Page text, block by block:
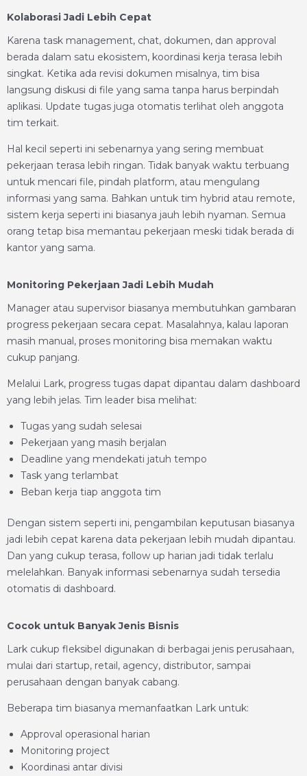
Kolaborasi Jadi Lebih Cepat
Karena task management, chat, dokumen, dan approval
berada dalam satu ekosistem, koordinasi kerja terasa lebih
singkat. Ketika ada revisi dokumen misalnya, tim bisa
langsung diskusi di file yang sama tanpa harus berpindah
aplikasi. Update tugas juga otomatis terlihat oleh anggota
tim terkait.
Hal kecil seperti ini sebenarnya yang sering membuat
pekerjaan terasa lebih ringan. Tidak banyak waktu terbuang
untuk mencari file, pindah platform, atau mengulang
informasi yang sama. Bahkan untuk tim hybrid atau remote,
sistem kerja seperti ini biasanya jauh lebih nyaman. Semua
orang tetap bisa memantau pekerjaan meski tidak berada di
kantor yang sama.
Monitoring Pekerjaan Jadi Lebih Mudah
Manager atau supervisor biasanya membutuhkan gambaran
progress pekerjaan secara cepat. Masalahnya, kalau laporan
masih manual, proses monitoring bisa memakan waktu
cukup panjang.
Melalui Lark, progress tugas dapat dipantau dalam dashboard
yang lebih jelas. Tim leader bisa melihat:
Tugas yang sudah selesai
Pekerjaan yang masih berjalan
Deadline yang mendekati jatuh tempo
Task yang terlambat
Beban kerja tiap anggota tim
Dengan sistem seperti ini, pengambilan keputusan biasanya
jadi lebih cepat karena data pekerjaan lebih mudah dipantau.
Dan yang cukup terasa, follow up harian jadi tidak terlalu
melelahkan. Banyak informasi sebenarnya sudah tersedia
otomatis di dashboard.
Cocok untuk Banyak Jenis Bisnis
Lark cukup fleksibel digunakan di berbagai jenis perusahaan,
mulai dari startup, retail, agency, distributor, sampai
perusahaan dengan banyak cabang.
Beberapa tim biasanya memanfaatkan Lark untuk:
Approval operasional harian
Monitoring project
Koordinasi antar divisi